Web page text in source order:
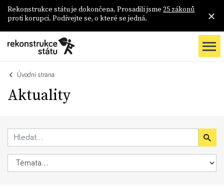
Rekonstrukce státu je dokončena. Prosadili jsme 25 zákonů
proti korupci. Podívejte se, o které se jedná.
Úvodní strana
Aktuality